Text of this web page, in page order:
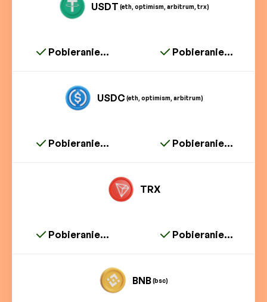
USDT (eth, optimism, arbitrum, trx)
Pobieranie... Pobieranie...
USDC(eth, optimism, arbitrum)
Pobieranie... Pobieranie...
TRX
Pobieranie... Pobieranie...
BNB(bsc)